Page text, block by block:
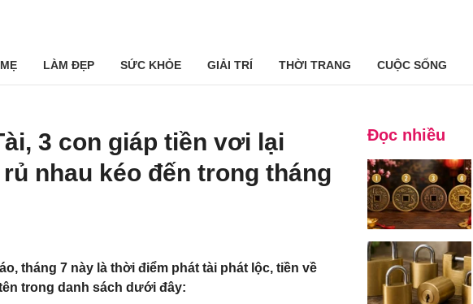
LÀM ĐẸP SỨC KHỎE GIẢI TRÍ THỜI TRANG CUỘC SỐNG
3 con giáp tiền vơi lại
nhau kéo đến trong tháng
tháng 7 này là thời điểm phát tài phát lộc, tiền về
trong danh sách dưới đây:
Đọc nhiều